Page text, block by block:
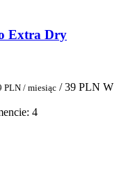
Extra Dry
PLN / miesiąc / 39 PLN W
4